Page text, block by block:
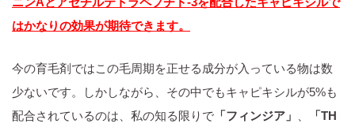
はかなりの効果が期待できます。
今の育毛剤ではこの毛周期を正せる成分が入っている物は数
少ないです。しかしながら、その中でもキャピキシルが5%も
配合されているのは、私の知る限りで 「フィンジア」
「TH